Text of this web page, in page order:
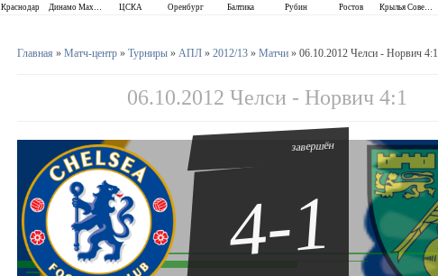
Краснодар Динамо Махачкала ЦСКА Оренбург Балтика Рубин Ростов Крылья Советов
Главная » Матч-центр» Турниры» АПЛ» 2012/13» Матчи» 06.10.2012 Челси - Норвич 4:1
06.10.2012 Челси - Норвич 4:1
завершён
4-1